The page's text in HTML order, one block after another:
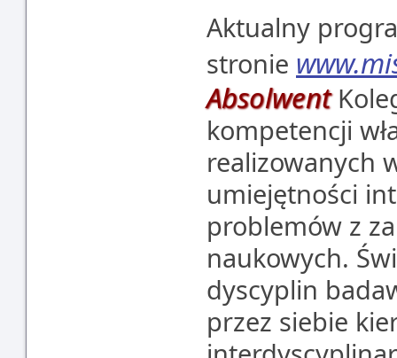
Aktualny
stronie
Absolwent
kompetencji
realizowanych
umiejętności
problemów z
naukowych.
dyscyplin
przez siebie